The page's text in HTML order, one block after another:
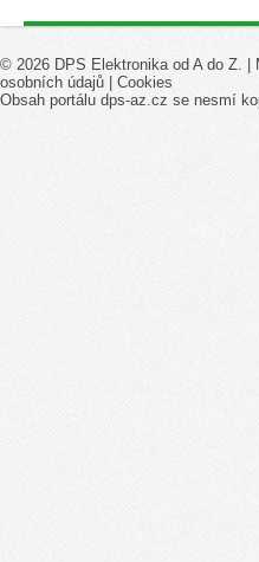
© 2026 DPS Elektronika od A do Z. |
osobních údajů
Cookies
Obsah portálu dps-az.cz se nesmí